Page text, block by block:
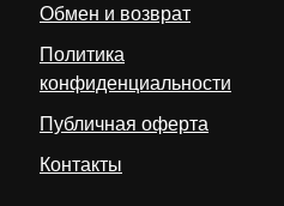
Обмен и возврат
Политика
конфиденциальности
Публичная оферта
Контакты